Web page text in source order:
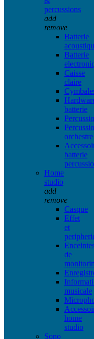
percussions
add
remove
Batterie
Batterie
Caisse
claire
batterie
orchestre
batterie
Home
studio
add
remove
Casque
Effet
et
de
musicale
home
studio
Sono